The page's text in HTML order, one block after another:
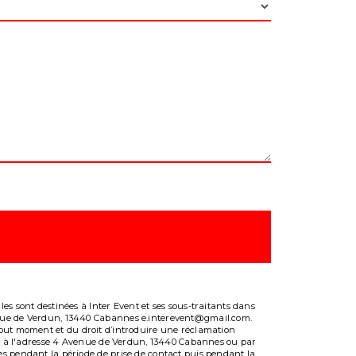
sont destinées à Inter Event et ses sous-traitants dans
de Verdun, 13440 Cabannes e.interevent@gmail.com.
moment et du droit d’introduire une réclamation
l'adresse 4 Avenue de Verdun, 13440 Cabannes ou par
pendant la période de prise de contact puis pendant la